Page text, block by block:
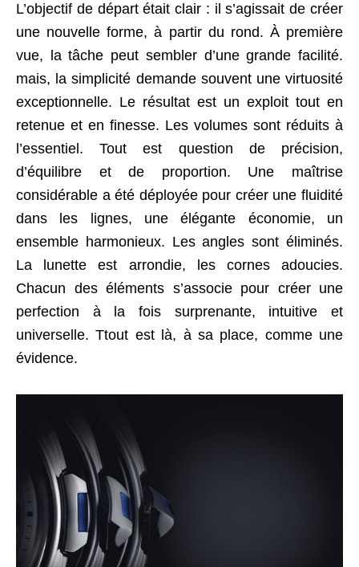
L’objectif de départ était clair : il s’agissait de créer
une nouvelle forme, à partir du rond. À première
vue, la tâche peut sembler d’une grande facilité.
mais, la simplicité demande souvent une virtuosité
exceptionnelle. Le résultat est un exploit tout en
retenue et en finesse. Les volumes sont réduits à
l’essentiel. Tout est question de précision,
d’équilibre et de proportion. Une maîtrise
considérable a été déployée pour créer une fluidité
dans les lignes, une élégante économie, un
ensemble harmonieux. Les angles sont éliminés.
La lunette est arrondie, les cornes adoucies.
Chacun des éléments s’associe pour créer une
perfection à la fois surprenante, intuitive et
universelle. Ttout est là, à sa place, comme une
évidence.